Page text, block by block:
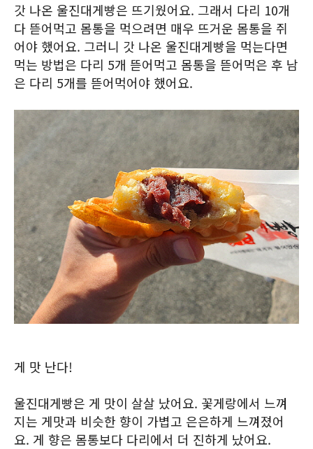
갓 나온 울진대게빵은 뜨기웠어요. 그래서 다리 10개
다 뜯어먹고 몸통을 먹으려면 매우 뜨거운 몸통을 쥐
어야 했어요. 그러니 갓 나온 울진대게빵을 먹는다면
먹는 방법은 다리 5개 뜯어먹고 몸통을 뜯어먹은 후 남
은 다리 5개를 뜯어먹어야 했어요.
게 맛 난다!
울진대게빵은 게 맛이 살살 났어요. 꽃게랑에서 느껴
지는 게맛과 비슷한 향이 가볍고 은은하게 느껴졌어
요. 게 향은 몸통보다 다리에서 더 진하게 났어요.